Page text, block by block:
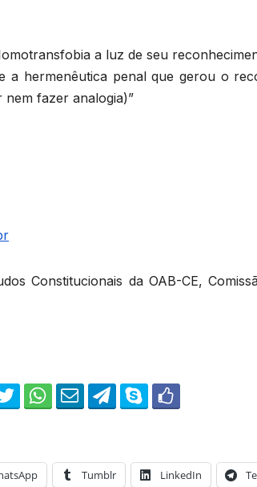
a luz de seu
a hermenêutica penal que gerou o
nem fazer analogia)”
Constitucionais da OAB-CE,
Tumblr LinkedIn